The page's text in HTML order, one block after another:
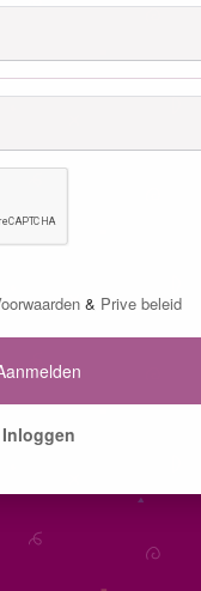
& Prive beleid
Inloggen